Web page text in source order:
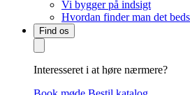
Vi bygger på indsigt
Hvordan finder man det
Find os
Interesseret i at høre nærmere?